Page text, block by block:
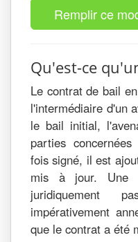
Remplir ce
Qu'est-ce
Le contrat de bail
l'intermédiaire d'un
le bail initial,
parties
fois signé, il est
mis à jour. Une
juridiquement
impérativement
que le contrat a été